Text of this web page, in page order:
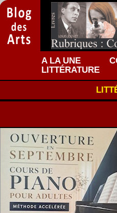
A LA UNE
LITTÉRATURE